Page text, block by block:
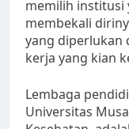
memilih institusi
membekali
yang diperlukan
kerja yang kian
Lembaga
Universitas